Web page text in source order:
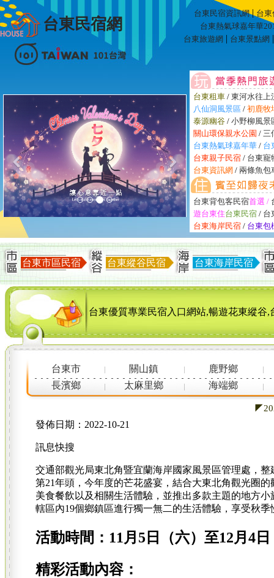
台東民宿網
台東民宿資訊網| 台
台東熱氣球嘉年華
台東旅遊網 | 台東景點網
台東租車 /東河水往上
八仙洞風景區 /初鹿牧
泰源幽谷 /小野柳風景
關山環保親水公園 /三
台東熱氣球嘉年華 / 台
台東親子民宿 / 台東寵
台東資訊網 /兩條魚包
台東背包客民宿首選 /
遊台東住台東民宿 / 台
台東海岸民宿 / 台東包
台東市區民宿 台東縱谷民宿 台東海岸民宿
台東優質專業民宿入口網站,暢遊花東縱谷
台東市 關山鎮
鹿野鄉
長濱鄉
太麻里鄉 海端鄉
發佈日期：2022-10-21
訊息快搜
交通部觀光局東北角暨宜蘭海岸國家風景區管理處，
第21年頭，今年度的芒花盛宴，結合大東北角觀光圈
美食餐飲以及相關生活體驗，並推出多款主題的地方
轄區內19個鄉鎮區進行獨一無二的生活體驗，享受秋
活動時間：11月5日（六）至12月4
精彩活動內容：